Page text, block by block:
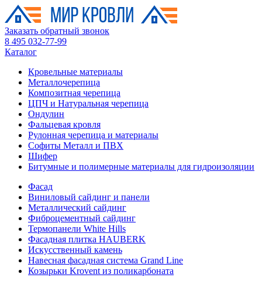
Заказать обратный звонок
8 495 032-77-99
Каталог
Кровельные материалы
Металлочерепица
Композитная черепица
ЦПЧ и Натуральная черепица
Ондулин
Фальцевая кровля
Рулонная черепица и материалы
Софиты Металл и ПВХ
Шифер
Битумные и полимерные материалы для гидроизоляции
Фасад
Виниловый сайдинг и панели
Металлический сайдинг
Фиброцементный сайдинг
Термопанели White Hills
Фасадная плитка HAUBERK
Искусственный камень
Навесная фасадная система Grand Line
Козырьки Krovent из поликарбоната